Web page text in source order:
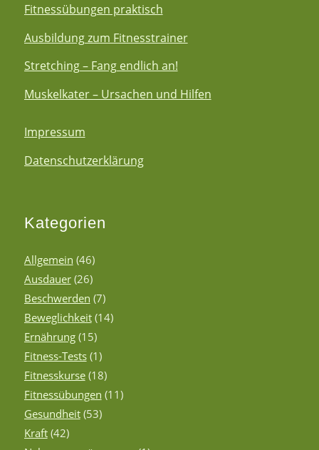
Fitnessübungen praktisch
Ausbildung zum Fitnesstrainer
Stretching – Fang endlich an!
Muskelkater – Ursachen und Hilfen
Impressum
Datenschutzerklärung
Kategorien
Allgemein (46)
Ausdauer(26)
Beschwerden (7)
Beweglichkeit(14)
Ernährung(15)
Fitness-Tests(1)
Fitnesskurse(18)
Fitnessübungen (11)
Gesundheit(53)
Kraft(42)